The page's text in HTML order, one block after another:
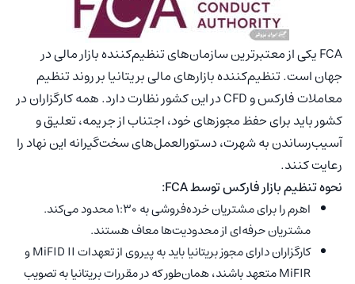
FCA یکی از معتبرترین سازمان‌های تنظیم‌کننده بازار مالی در
جهان است. تنظیم‌کننده بازار‌های مالی بریتانیا بر روند تنظیم
معاملات فارکس و CFD در این کشور نظارت دارد. همه کارگزاران در
کشور باید برای حفظ مجوز‌های خود، اجتناب از جریمه، تعلیق و
آسیب‌رساندن به شهرت، دستورالعمل‌های سخت‌گیرانه این نهاد را
رعایت کنند.
نحوه تنظیم بازار فارکس توسط FCA:
اهرم را برای مشتریان خرده‌فروشی به ۱:۳۰ محدود می‌کند.
مشتریان حرفه‌ای از محدودیت‌ها معاف هستند.
کارگزاران دارای مجوز بریتانیا باید به پیروی از تعهدات MiFID II و
MiFIR متعهد باشند، همان‌طور که در مقررات بریتانیا به تصویب